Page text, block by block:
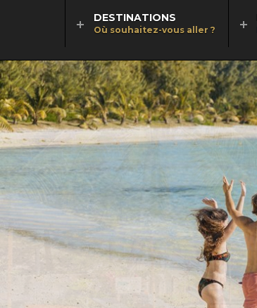
DESTINATIONS
Où souhaitez-vous aller ?